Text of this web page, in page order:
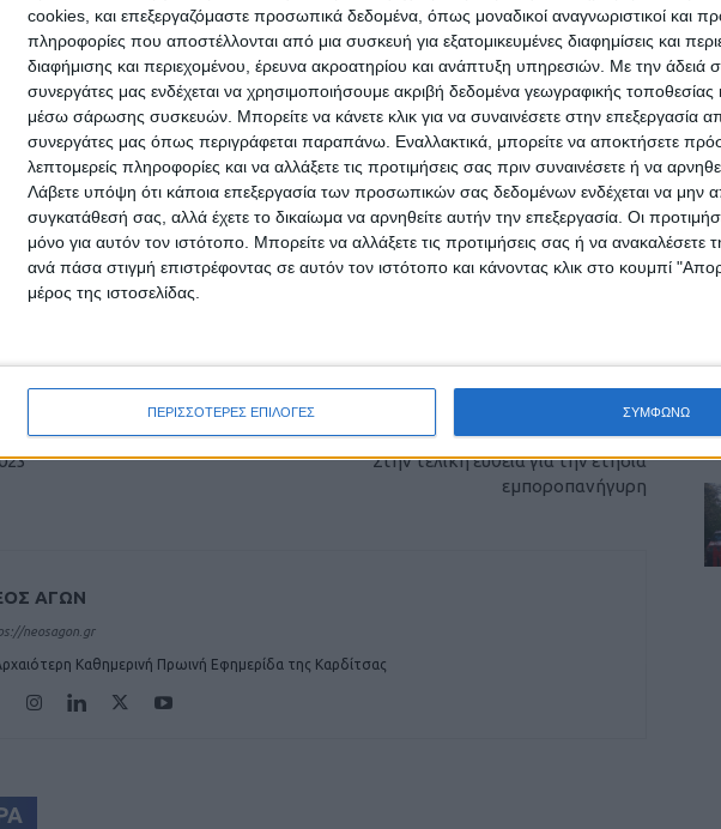
cookies, και επεξεργαζόμαστε προσωπικά δεδομένα, όπως μοναδικοί αναγνωριστικοί και
πληροφορίες που αποστέλλονται από μια συσκευή για εξατομικευμένες διαφημίσεις και
διαφήμισης και περιεχομένου, έρευνα ακροατηρίου και ανάπτυξη υπηρεσιών. Με την άδειά
συνεργάτες μας ενδέχεται να χρησιμοποιήσουμε ακριβή δεδομένα γεωγραφικής τοποθεσίας
μέσω σάρωσης συσκευών. Μπορείτε να κάνετε κλικ για να συναινέσετε στην επεξεργασία
συνεργάτες μας όπως περιγράφεται παραπάνω. Εναλλακτικά, μπορείτε να αποκτήσετε
λεπτομερείς πληροφορίες και να αλλάξετε τις προτιμήσεις σας πριν συναινέσετε ή να
Λάβετε υπόψη ότι κάποια επεξεργασία των προσωπικών σας δεδομένων ενδέχεται να μην
συγκατάθεσή σας, αλλά έχετε το δικαίωμα να αρνηθείτε αυτήν την επεξεργασία. Οι
μόνο για αυτόν τον ιστότοπο. Μπορείτε να αλλάξετε τις προτιμήσεις σας ή να ανακαλέσετε
ανά πάσα στιγμή επιστρέφοντας σε αυτόν τον ιστότοπο και κάνοντας κλικ στο κουμπί
μέρος της ιστοσελίδας.
ΠΕΡΙΣΣΟΤΕΡΕΣ ΕΠΙΛΟΓΕΣ ΣΥΜΦΩΝΩ
Καρδίτσας είναι σε αυτό τον παραγωγικό δήμο, στον
μόχθου, της πρωτογενούς παραγωγής, των δυναμικών
αγροτών για τα δίκαια αιτήματά τους που δεν υπέστειλαν ποτέ
την εφημερίδα ΝΕΟΣ ΑΓΩΝ στο Google News!
εξελίξεις στην περιοχή της Καρδίτσας και ευρύτερα της Θεσσαλίας
Στην τελική ευθεία για την ετήσια
εμποροπανήγυρη
ΑΓΩΝ
neosagon.gr
Καθημερινή Πρωινή Εφημερίδα της Καρδίτσας